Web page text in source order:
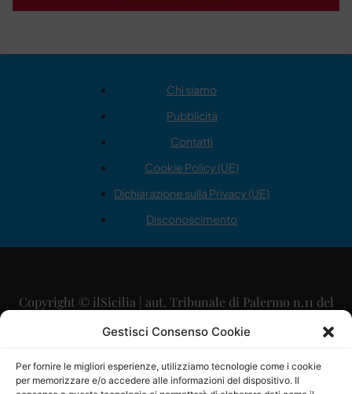
Gestisci Consenso Cookie
Per fornire le migliori esperienze, utilizziamo tecnologie come i cookie
per memorizzare e/o accedere alle informazioni del dispositivo. Il
Chi siamo
Pubblicità
Contatti
Cookie Policy (UE)
Dichiarazione sulla Privacy (UE)
Disconoscimento
Copyright © ilSicilia | aut. Tribunale di Palermo n.11 del
29/09/2015
Direttore Editoriale: Maurizio Scaglione